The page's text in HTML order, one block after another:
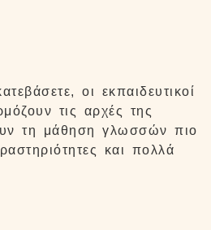
οι εκπαιδευτικοί
τις αρχές της
τη μάθηση γλωσσών πιο
και πολλά